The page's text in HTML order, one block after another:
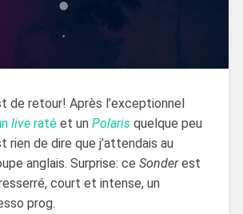
de retour! Après l’exceptionnel
liveratéet un Polarisquelque peu
rien de dire que j’attendais au
anglais. Surprise: ce Sonderest
court et intense, un
prog.